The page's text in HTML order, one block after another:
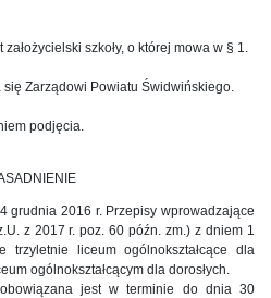
szkoły, o której mowa w § 1.
Zarządowi Powiatu Świdwińskiego.
podjęcia.
grudnia 2016 r. Przepisy wprowadzające
z 2017 r. poz. 60 późn. zm.) z dniem 1
trzyletnie liceum ogólnokształcące dla
ogólnokształcącym dla dorosłych.
jest w terminie do dnia 30